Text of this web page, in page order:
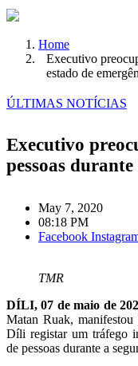
Home
Executivo
estado de
ÚLTIMAS NOTÍCIAS
Executivo
pessoas
May 7, 2020
08:18 PM
Facebook
TMR
DÍLI, 07 de maio de
Matan Ruak,
Díli registar um tráfego
de pessoas durante a